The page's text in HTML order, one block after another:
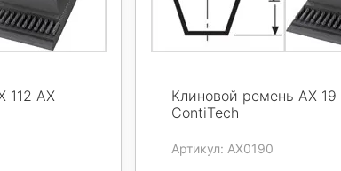
112 AX
Клиновой ремень AX 19
ContiTech
Артикул: AX0190